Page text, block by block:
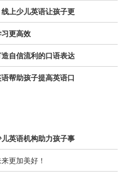
上少儿英语让孩子更
更高效
自信流利的口语表达
帮助孩子提高英语口
英语机构助力孩子事
更加美好！